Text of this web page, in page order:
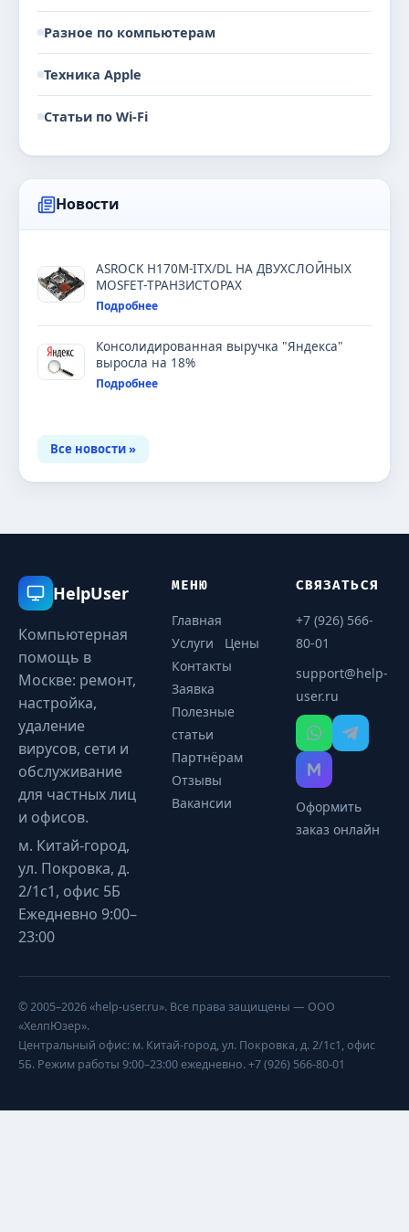
Разное по компьютерам
Техника Apple
Статьи по Wi-Fi
Новости
ASROCK H170M-ITX/DL НА ДВУХСЛОЙНЫХ
MOSFET-ТРАНЗИСТОРАХ
Подробнее
Консолидированная выручка "Яндекса"
выросла на 18%
Подробнее
Все новости »
HelpUser
Компьютерная
помощь в
Москве: ремонт,
настройка,
удаление
вирусов, сети и
обслуживание
для частных лиц
и офисов.
м. Китай-город,
ул. Покровка, д.
2/1с1, офис 5Б
Ежедневно 9:00–
23:00
МЕНЮ
Главная
Услуги
Цены
Контакты
Заявка
Полезные
статьи
Партнёрам
Отзывы
Вакансии
СВЯЗАТЬСЯ
+7 (926) 566-
80-01
support@help-
user.ru
Оформить
заказ онлайн
© 2005–2026 «help-user.ru». Все права защищены — ООО
«ХелпЮзер».
Центральный офис: м. Китай-город, ул. Покровка, д. 2/1с1, офис
5Б. Режим работы 9:00–23:00 ежедневно. +7 (926) 566-80-01